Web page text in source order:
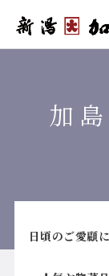
加
日頃のご愛顧